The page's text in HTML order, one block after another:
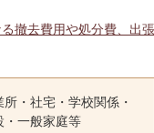
撤去費用や処分費、出張
・社宅・学校関係・
・一般家庭等